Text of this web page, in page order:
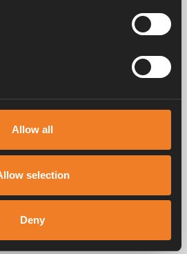
Allow all
selection
Deny
Broschüren